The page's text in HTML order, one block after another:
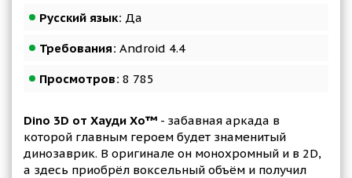
Русский язык: Да
Требования: Android 4.4
Просмотров: 8 785
Dino 3D от Хауди Хо™ - забавная аркада в
которой главным героем будет знаменитый
динозаврик. В оригинале он монохромный и в 2D,
а здесь приобрёл воксельный объём и получил